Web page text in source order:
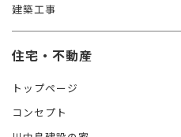
建築工事
住宅・不動産
トップページ
コンセプト